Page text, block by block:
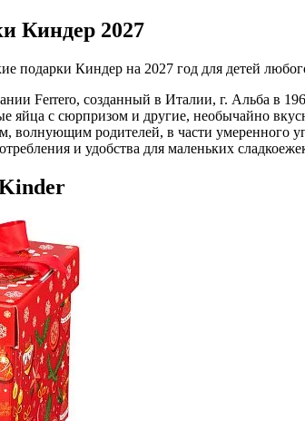
Киндер 2027
подарки Киндер на 2027 год для детей
Ferrero, созданный в Италии, г. Альба в
яйца с сюрпризом и другие, необычайно
волнующим родителей, в части
и удобства для маленьких